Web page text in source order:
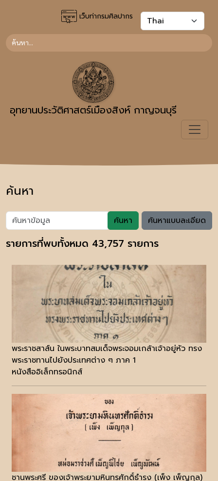
เว็บท่ากรมศิลปากร
อุทยานประวัติศาสตร์เมืองสิงห์ กาญจนบุรี
ค้นหา
ค้นหา ค้นหาแบบละเอียด
รายการที่พบทั้งหมด 43,757 รายการ
พระราชสาส์น ในพระบาทสมเด็จพระจอมเกล้าเจ้าอยู่หัว ทรง
พระราชทานไปยังประเทศต่าง ๆ ภาค 1
หนังสืออิเล็กทรอนิกส์
ชานพระศรี ของเจ้าพระยามหินทรศักดิ์ธำรง (เพ็ง เพ็ญกุล)